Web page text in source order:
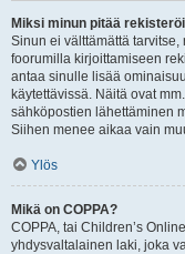
Miksi minun pitää
Sinun ei välttämättä
foorumilla kirjoittamiseen
antaa sinulle lisää
käytettävissä. Näitä ovat
sähköpostien lähettäminen
Siihen menee aikaa vain
Ylös
Mikä on COPPA?
COPPA, tai Children’s
yhdysvaltalainen laki, joka